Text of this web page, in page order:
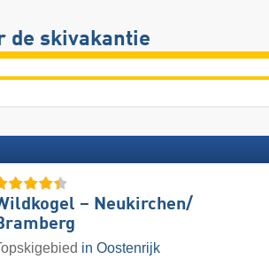
de skivakantie
– Neukirchen/​
in Oostenrijk